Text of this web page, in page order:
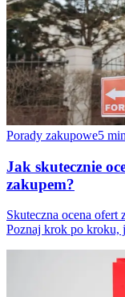
Porady zakupowe5 min
Jak skutecznie
zakupem?
Skuteczna ocena
Poznaj krok po kroku,